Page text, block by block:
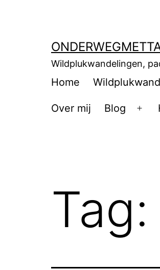
Wildplukwandelingen,
Home
Over mij Blog
Tag: